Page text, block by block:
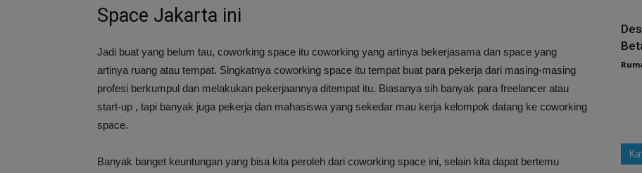
Space Jakarta ini
Jadi buat yang belum tau, coworking space itu coworking yang artinya bekerjasama dan space yang
artinya ruang atau tempat. Singkatnya coworking space itu tempat buat para pekerja dari masing-masing
profesi berkumpul dan melakukan pekerjaannya ditempat itu. Biasanya sih banyak para freelancer atau
start-up , tapi banyak juga pekerja dan mahasiswa yang sekedar mau kerja kelompok datang ke coworking
space.
Banyak banget keuntungan yang bisa kita peroleh dari coworking space ini, selain kita dapat bertemu